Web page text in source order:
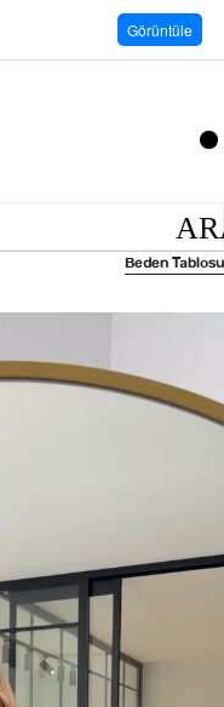
Beden Tablosu
Görüntüle